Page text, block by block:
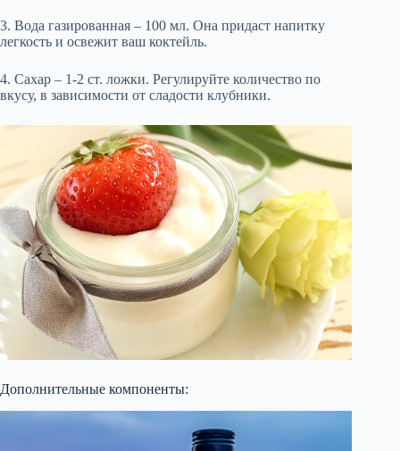
3. Вода газированная – 100 мл. Она придаст напитку
легкость и освежит ваш коктейль.
4. Сахар – 1-2 ст. ложки. Регулируйте количество по
вкусу, в зависимости от сладости клубники.
Дополнительные компоненты: